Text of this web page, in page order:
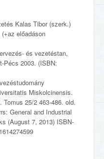
Kalas Tibor (szerk.)
előadáson
és vezetéstan,
Pécs 2003. (ISBN:
Miskolcinensis.
25/2 463-486. old.
General and Industrial
(August 7, 2013) ISBN-